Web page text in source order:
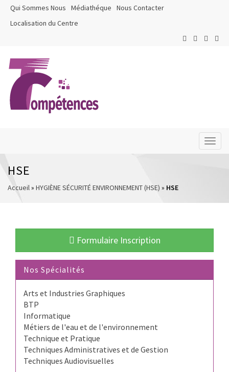
Qui Sommes Nous Médiathéque
Nous Contacter
Localisation du Centre
HSE
Accueil» HYGIÈNE SÉCURITÉ ENVIRONNEMENT (HSE) » HSE
Formulaire Inscription
Nos Spécialités
Arts et Industries Graphiques
BTP
Informatique
Métiers de l'eau et de l'environnement
Technique et Pratique
Techniques Administratives et de Gestion
Techniques Audiovisuelles